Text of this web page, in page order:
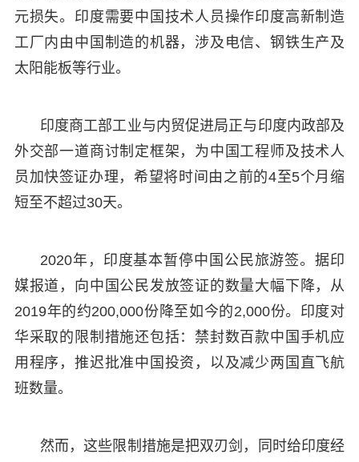
元损失。印度需要中国技术人员操作印度高新制造
工厂内由中国制造的机器，涉及电信、钢铁生产及
太阳能板等行业。
印度商工部工业与内贸促进局正与印度内政部及
外交部一道商讨制定框架，为中国工程师及技术人
员加快签证办理，希望将时间由之前的4至5个月缩
短至不超过30天。
2020年，印度基本暂停中国公民旅游签。据印
媒报道，向中国公民发放签证的数量大幅下降，从
2019年的约200,000份降至如今的2,000份。印度对
华采取的限制措施还包括：禁封数百款中国手机应
用程序，推迟批准中国投资，以及减少两国直飞航
班数量。
然而，这些限制措施是把双刃剑，同时给印度经